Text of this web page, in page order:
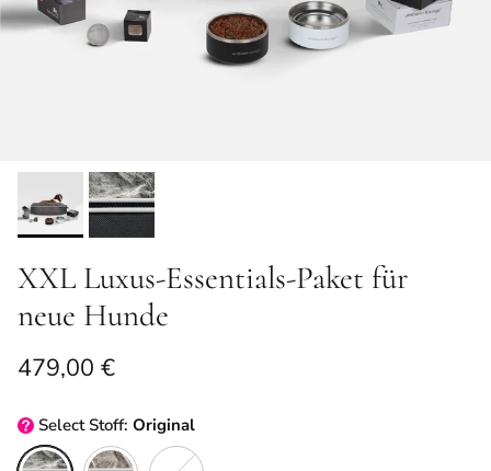
XXL Luxus-Essentials-Paket für
neue Hunde
Normaler Preis
479,00 €
SelectStoff: Original
Original
CappuccinoThermoQuilt (Silber)